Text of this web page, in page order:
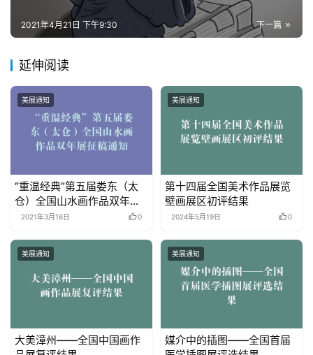
下一篇
2021年4月21日 下午9:30
延伸阅读
美展通知
“重温经典”第五届娄东（太
仓）全国山水画作品双年展
征稿通知
2021年3月16日 0
美展通知
第十四届全国美术作品展览
壁画展区初评结果
2024年5月19日 0
美展通知
大美漳州——全国中国画作
美展通知
媒介中的插图——全国首届